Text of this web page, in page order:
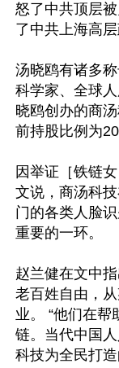
怒了中共顶层
了中共上海高
汤晓鸥有诸多
科学家、全球
晓鸥创办的商
前持股比例为
因举证［铁链
文说，商汤科
门的各类人脸
重要的一环。
赵兰健在文中
老百姓自由，
业。 “他们在
链。当代中国
科技为全民打造